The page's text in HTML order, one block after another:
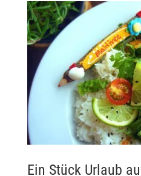
Ein Stück Urlaub